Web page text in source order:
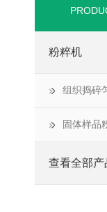
粉粹机
组织捣碎
固体样品
查看全部产